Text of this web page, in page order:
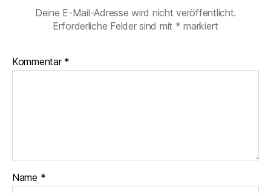
Deine E-Mail-Adresse wird nicht veröffentlicht.
Erforderliche Felder sind mit * markiert
Kommentar *
Name *